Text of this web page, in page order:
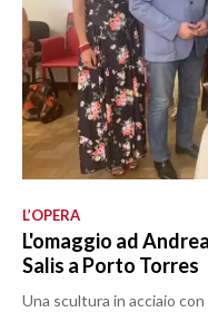
L’OPERA
L'omaggio ad
Salis a Porto Torres
Una scultura in acciaio